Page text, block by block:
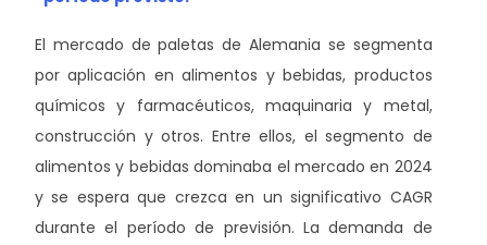
El mercado de paletas de Alemania se segmenta
por aplicación en alimentos y bebidas, productos
químicos y farmacéuticos, maquinaria y metal,
construcción y otros. Entre ellos, el segmento de
alimentos y bebidas dominaba el mercado en 2024
y se espera que crezca en un significativo CAGR
durante el período de previsión. La demanda de